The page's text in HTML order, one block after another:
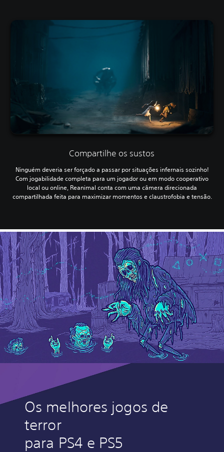
Compartilhe os sustos
Ninguém deveria ser forçado a passar por situações infernais sozinho!
Com jogabilidade completa para um jogador ou em modo cooperativo
local ou online, Reanimal conta com uma câmera direcionada
compartilhada feita para maximizar momentos e claustrofobia e tensão.
Os melhores jogos de
terror
para PS4 e PS5